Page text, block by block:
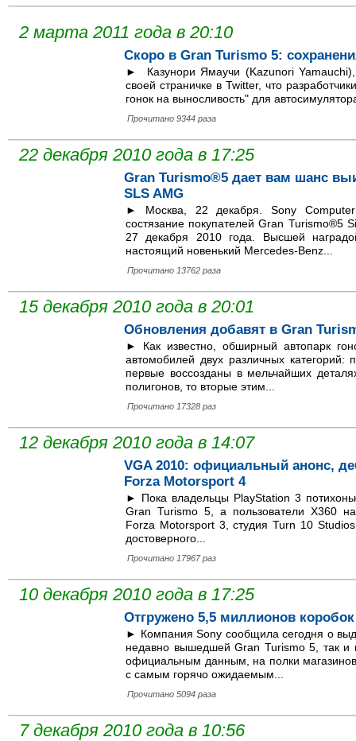
2 марта 2011 года в 20:10
Скоро в Gran Turismo 5:
► Казунори Ямаучи (Kazunori
своей страничке в Twitter, что
гонок на выносливость" для
Прочитано 9344 раза
22 декабря 2010 года в 17:25
Gran Turismo®5 дает вам шанс
SLS AMG
► Москва, 22 декабря. Sony
состязание покупателей Gran Turismo®5
27 декабря 2010 года. Высшей
настоящий новенький Mercedes-Benz...
Прочитано 13762 раза
15 декабря 2010 года в 20:01
Обновления добавят в Gran
► Как известно, обширный автопарк
автомобилей двух различных
первые воссозданы в мельчайших
полигонов, то вторые этим...
Прочитано 17328 раз
12 декабря 2010 года в 14:07
VGA 2010: официальный анонс,
Forza Motorsport 4
► Пока владельцы PlayStation 3
Gran Turismo 5, а пользователи X360
Forza Motorsport 3, студия Turn 10
достоверного...
Прочитано 17967 раз
10 декабря 2010 года в 17:25
Отгружено 5,5 миллионов
► Компания Sony сообщила сегодня о
недавно вышедшей Gran Turismo 5, так и
официальным данным, на полки
с самым горячо ожидаемым...
Прочитано 5094 раза
7 декабря 2010 года в 10:56